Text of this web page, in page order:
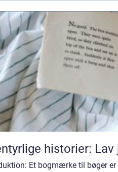
historier: Lav
Et bogmærke til bøger